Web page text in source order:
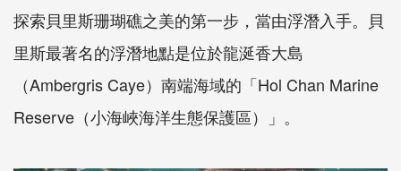
探索貝里斯珊瑚礁之美的第一步，當由浮潛入手。貝
里斯最著名的浮潛地點是位於龍涎香大島
（Ambergris Caye）南端海域的「Hol Chan Marine
Reserve（小海峽海洋生態保護區）」。